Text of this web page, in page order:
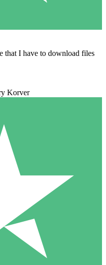
that I have to download files
Korver